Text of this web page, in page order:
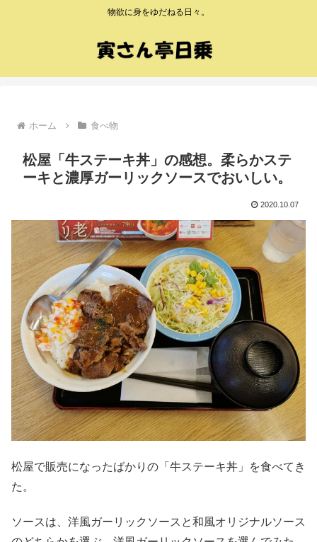
物欲に身をゆだねる日々。
ホーム 食べ物
松屋「牛ステーキ丼」の感想。柔らかステ
ーキと濃厚ガーリックソースでおいしい。
2020.10.07
松屋で販売になったばかりの「牛ステーキ丼」を食べてき
た。
ソースは、洋風ガーリックソースと和風オリジナルソース